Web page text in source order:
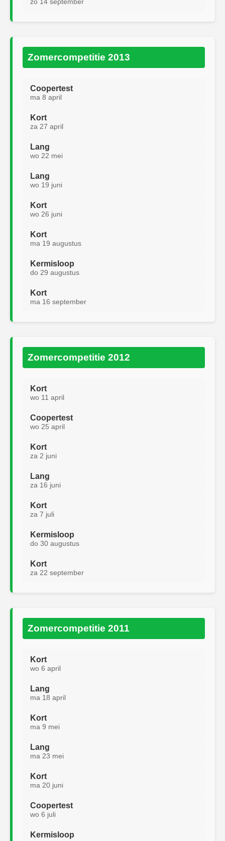
Zomercompetitie 2013
Coopertest
ma 8 april
Kort
za 27 april
Lang
wo 22 mei
Lang
wo 19 juni
Kort
wo 26 juni
Kort
ma 19 augustus
Kermisloop
do 29 augustus
Kort
ma 16 september
Zomercompetitie 2012
Kort
wo 11 april
Coopertest
wo 25 april
Kort
za 2 juni
Lang
za 16 juni
Kort
za 7 juli
Kermisloop
do 30 augustus
Kort
za 22 september
Zomercompetitie 2011
Kort
wo 6 april
Lang
ma 18 april
Kort
ma 9 mei
Lang
ma 23 mei
Kort
ma 20 juni
Coopertest
wo 6 juli
Kermisloop